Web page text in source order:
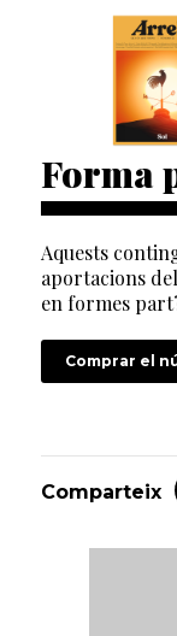
Forma
Aquests
aportacions
en formes
Comprar el
Comparteix